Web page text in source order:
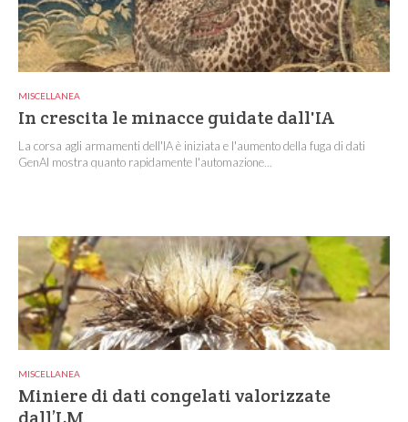
MISCELLANEA
In crescita le minacce guidate dall'IA
La corsa agli armamenti dell'IA è iniziata e l'aumento della fuga di dati
GenAI mostra quanto rapidamente l'automazione...
MISCELLANEA
Miniere di dati congelati valorizzate
dall’LM